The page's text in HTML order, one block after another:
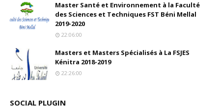
Master Santé et Environnement à la Faculté
des Sciences et Techniques FST Béni Mellal
2019-2020
22:06:00
Masters et Masters Spécialisés à La FSJES
Kénitra 2018-2019
22:26:00
SOCIAL PLUGIN